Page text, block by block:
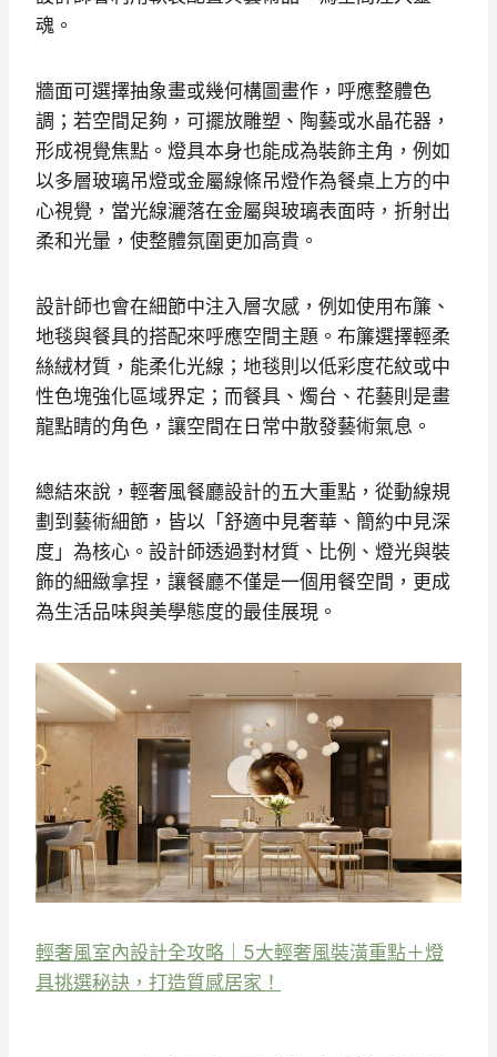
魂。
牆面可選擇抽象畫或幾何構圖畫作，呼應整體色
調；若空間足夠，可擺放雕塑、陶藝或水晶花器，
形成視覺焦點。燈具本身也能成為裝飾主角，例如
以多層玻璃吊燈或金屬線條吊燈作為餐桌上方的中
心視覺，當光線灑落在金屬與玻璃表面時，折射出
柔和光暈，使整體氛圍更加高貴。
設計師也會在細節中注入層次感，例如使用布簾、
地毯與餐具的搭配來呼應空間主題。布簾選擇輕柔
絲絨材質，能柔化光線；地毯則以低彩度花紋或中
性色塊強化區域界定；而餐具、燭台、花藝則是畫
龍點睛的角色，讓空間在日常中散發藝術氣息。
總結來說，輕奢風餐廳設計的五大重點，從動線規
劃到藝術細節，皆以「舒適中見奢華、簡約中見深
度」為核心。設計師透過對材質、比例、燈光與裝
飾的細緻拿捏，讓餐廳不僅是一個用餐空間，更成
為生活品味與美學態度的最佳展現。
輕奢風室內設計全攻略｜5大輕奢風裝潢重點＋燈
具挑選秘訣，打造質感居家！